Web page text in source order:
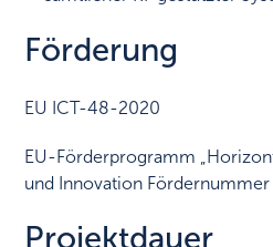
Förderung
EU ICT-48-2020
EU-Förderprogramm
und Innovation Fördernummer
Projektdauer